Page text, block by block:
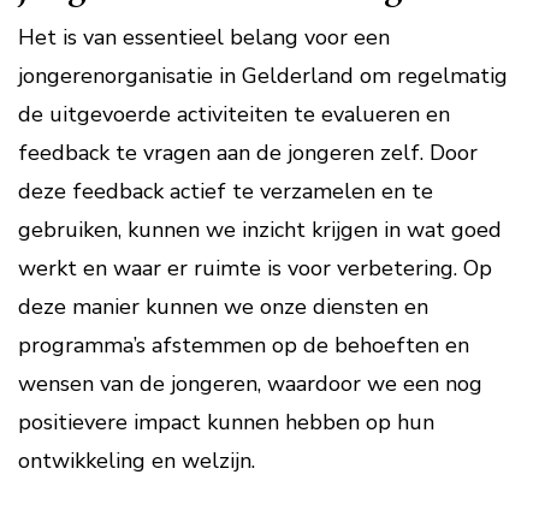
Het is van essentieel belang voor een
jongerenorganisatie in Gelderland om regelmatig
de uitgevoerde activiteiten te evalueren en
feedback te vragen aan de jongeren zelf. Door
deze feedback actief te verzamelen en te
gebruiken, kunnen we inzicht krijgen in wat goed
werkt en waar er ruimte is voor verbetering. Op
deze manier kunnen we onze diensten en
programma’s afstemmen op de behoeften en
wensen van de jongeren, waardoor we een nog
positievere impact kunnen hebben op hun
ontwikkeling en welzijn.